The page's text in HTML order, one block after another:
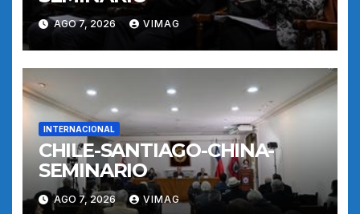
AGO 7, 2026 VIMAG
INTERNACIONAL
CHILE-SANTIAGO-CHINA-
SEMINARIO
AGO 7, 2026 VIMAG